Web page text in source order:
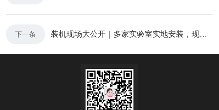
下一条 装机现场大公开｜多家实验室实地安装，现场直击